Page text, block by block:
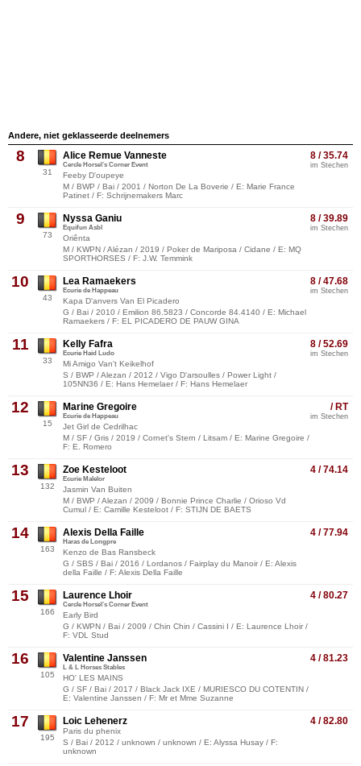
Andere, niet geklasseerde deelnemers
8
31
8 / 35.74
im Stechen
Alice Remue Vanneste
Cercle Horse\'s Corner Event
Feeby D'oupeye
M / BWP / Bai / 2001 / Norton De La Boverie / E: Marie France
Patinet / F: Schrijnemakers Marc
9
73
8 / 39.89
im Stechen
Nyssa Ganiu
Equifun Asbl
Oriênta
M / KWPN / Alézan / 2019 / Poker de Mariposa / Cidane / E: MQ
SPORTHORSES / F: J.W. Temmink
10
43
8 / 47.68
im Stechen
Lea Ramaekers
Ecurie de Happeau
Kapa D'anvers Van El Picadero
G / Bai / 2010 / Emilion 86.5823 / Concorde 84.4140 / E: Michael
Ramaekers / F: EL PICADERO DE PAUW GINA
11
33
8 / 52.69
im Stechen
Kelly Fafra
Ecurie Haid Ludo
Mi Amigo Van't Keikelhof
S / BWP / Alezan / 2012 / Vigo D'arsoulles / Power Light /
105NN36 / E: Hans Hemelaer / F: Hans Hemelaer
12
15
/ RT
im Stechen
Marine Gregoire
Ecurie de Happeau
Jet Girl de Cedrilhac
M / SF / Gris / 2019 / Cornet's Stern / Litsam / E: Marine Gregoire /
F: E. Romero
13
132
4 / 74.14
Zoe Kesteloot
Ecurie Malelor
Jasmin Van Buiten
M / BWP / Alezan / 2009 / Bonnie Prince Charlie / Orioso Vd
Cumul / E: Camille Kesteloot / F: STIJN DE BAETS
14
163
4 / 77.94
Alexis Della Faille
Haras de Longpre
Kenzo de Bas Ransbeck
G / SBS / Bai / 2016 / Lordanos / Fairplay du Manoir / E: Alexis
della Faille / F: Alexis Della Faille
15
166
4 / 80.27
Laurence Lhoir
Cercle Horse\'s Corner Event
Early Bird
G / KWPN / Bai / 2009 / Chin Chin / Cassini I / E: Laurence Lhoir /
F: VDL Stud
16
105
4 / 81.23
Valentine Janssen
L & L Horses Stables
HO' LES MAINS
G / SF / Bai / 2017 / Black Jack IXE / MURIESCO DU COTENTIN /
E: Valentine Janssen / F: Mr et Mme Suzanne
17
195
4 / 82.80
Loic Lehenerz
Paris du phenix
S / Bai / 2012 / unknown / unknown / E: Alyssa Husay / F:
unknown